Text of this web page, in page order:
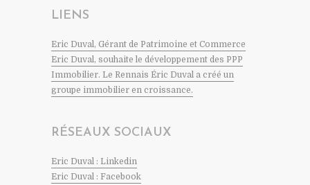
LIENS
Eric Duval, Gérant de Patrimoine et Commerce
Eric Duval, souhaite le développement des PPP
Immobilier. Le Rennais Éric Duval a créé un
groupe immobilier en croissance.
RÉSEAUX SOCIAUX
Eric Duval : Linkedin
Eric Duval : Facebook